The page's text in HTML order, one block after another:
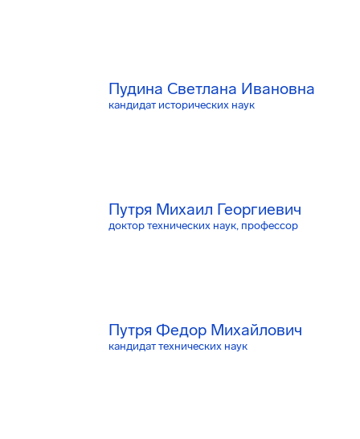
Пудина Светлана Ивановна
кандидат исторических наук
Путря Михаил Георгиевич
доктор технических наук, профессор
Путря Федор Михайлович
кандидат технических наук